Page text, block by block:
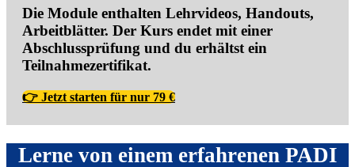
Die Module enthalten Lehrvideos, Handouts,
Arbeitblätter. Der Kurs endet mit einer
Abschlussprüfung und du erhältst ein
Teilnahmezertifikat.
👉 Jetzt starten für nur 79 €
Lerne von einem erfahrenen PADI